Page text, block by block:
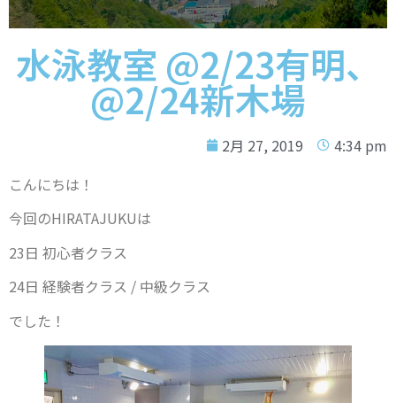
水泳教室 @2/23有明、
@2/24新木場
2月 27, 2019
4:34 pm
こんにちは！
今回のHIRATAJUKUは
23日 初心者クラス
24日 経験者クラス / 中級クラス
でした！